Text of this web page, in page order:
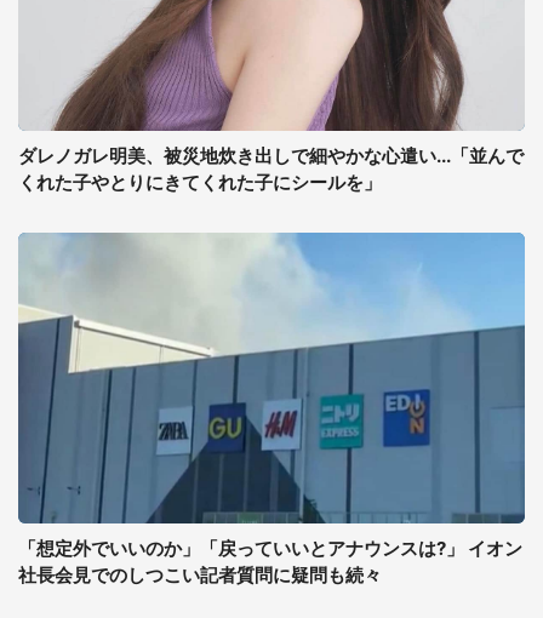
ダレノガレ明美、被災地炊き出しで細やかな心遣い...「並んで
くれた子やとりにきてくれた子にシールを」
「想定外でいいのか」「戻っていいとアナウンスは?」 イオン
社長会見でのしつこい記者質問に疑問も続々